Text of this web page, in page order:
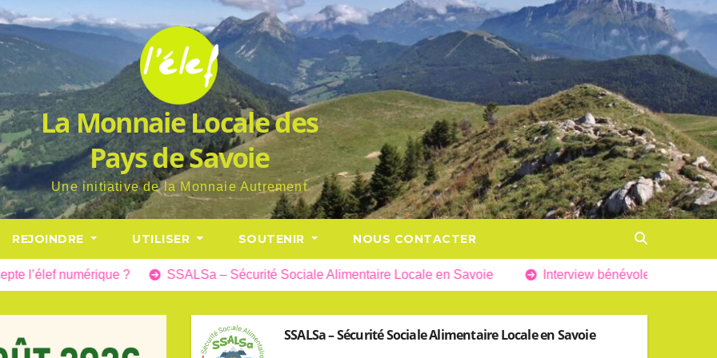
La Monnaie Locale des
Pays de Savoie
Une initiative de la Monnaie Autrement
REJOINDRE UTILISER SOUTENIR NOUS CONTACTER
? SSALSa – Sécurité Sociale Alimentaire Locale en Savoie Interview bénévole Le guide
SSALSa – Sécurité Sociale Alimentaire Locale en Savoie